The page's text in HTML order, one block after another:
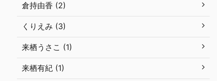
倉持由香 (2)
くりえみ (3)
来栖うさこ (1)
来栖有紀 (1)